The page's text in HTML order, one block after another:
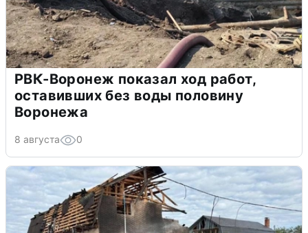
РВК-Воронеж показал ход работ,
оставивших без воды половину
Воронежа
8 августа 0